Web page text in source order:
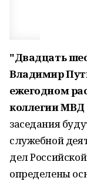
"Двадцать
Владимир
ежегодном
коллегии МВД
заседания
служебной
дел
определены